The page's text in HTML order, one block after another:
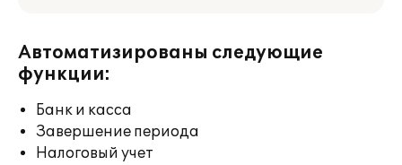
Автоматизированы следующие
функции:
Банк и касса
Завершение периода
Налоговый учет